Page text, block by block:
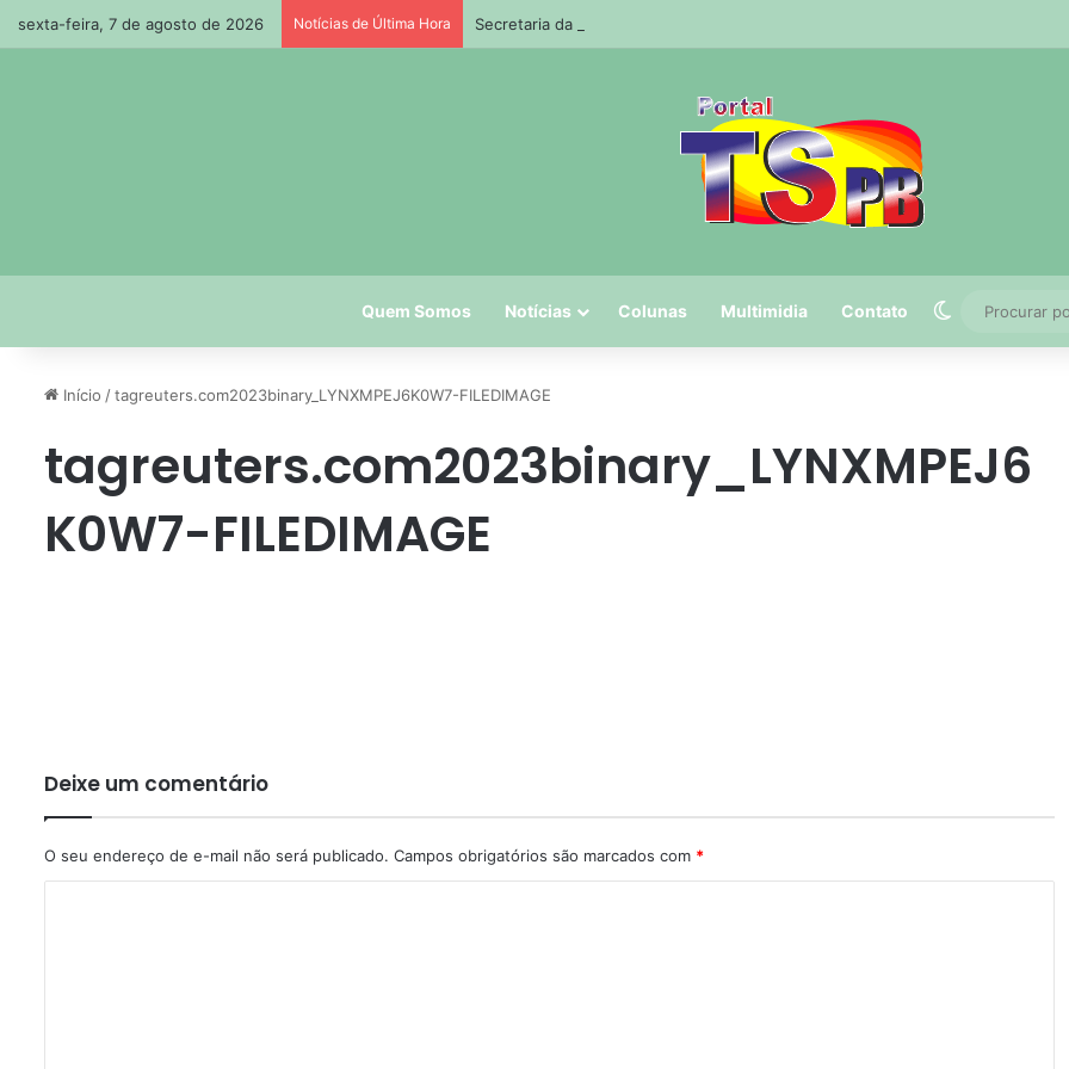
sexta-feira, 7 de agosto de 2026 Notícias de Última Hora Secretaria da Receita prorroga prazo para pagamento do ISS de julho
Quem Somos Notícias Colunas Multimidia Contato Switch skin
Início /tagreuters.com2023binary_LYNXMPEJ6K0W7-FILEDIMAGE
tagreuters.com2023binary_LYNXMPEJ6
K0W7-FILEDIMAGE
Deixe um comentário
O seu endereço de e-mail não será publicado. Campos obrigatórios são marcados com *